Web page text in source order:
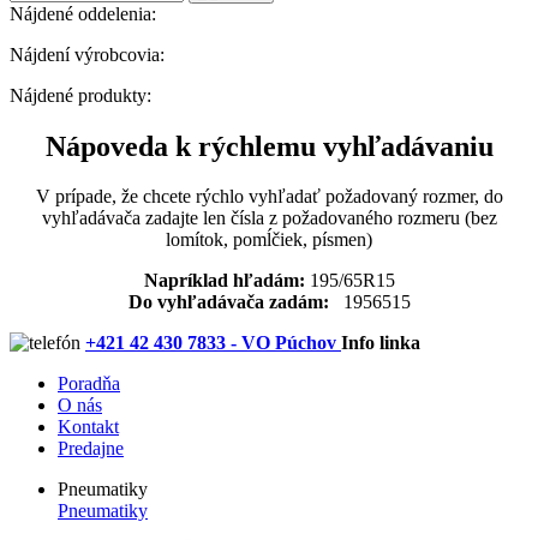
Nájdené oddelenia:
Nájdení výrobcovia:
Nájdené produkty:
Nápoveda k rýchlemu vyhľadávaniu
V prípade, že chcete rýchlo vyhľadať požadovaný rozmer, do
vyhľadávača zadajte len čísla z požadovaného rozmeru (bez
lomítok, pomĺčiek, písmen)
Napríklad hľadám: 195/65R15
Do vyhľadávača zadám: 1956515
+421 42 430 7833 - VO Púchov Info linka
Poradňa
O nás
Kontakt
Predajne
Pneumatiky
Pneumatiky